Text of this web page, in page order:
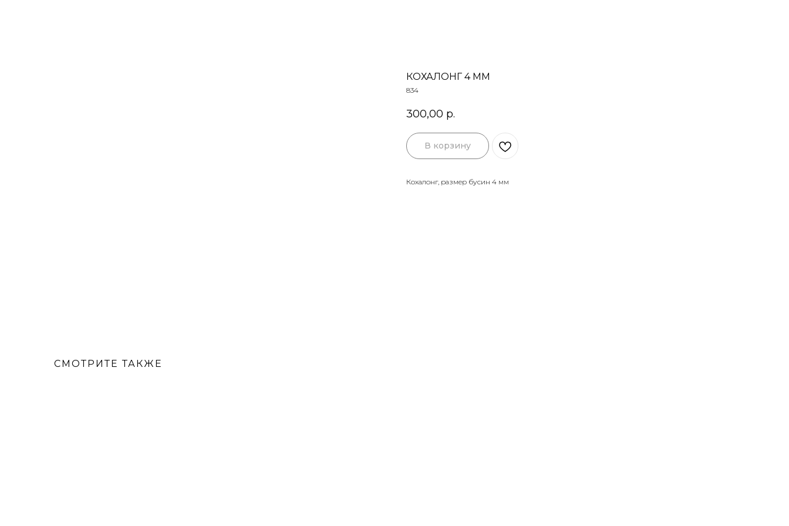
КОХАЛОНГ 4 ММ
834
300,00 р.
В корзину
Кохалонг, размер бусин 4 мм
СМОТРИТЕ ТАКЖЕ